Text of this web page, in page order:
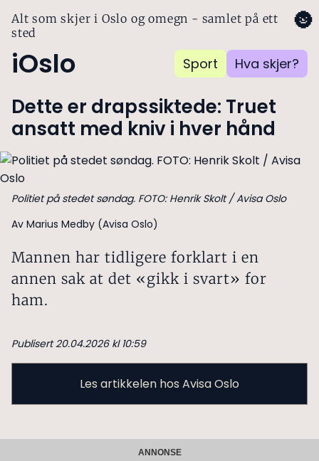
Alt som skjer i Oslo og omegn - samlet på ett
sted
iOslo Sport Hva skjer?
🌚
Dette er drapssiktede: Truet
ansatt med kniv i hver hånd
Politiet på stedet søndag. FOTO: Henrik Skolt / Avisa Oslo
Av Marius Medby (Avisa Oslo)
Mannen har tidligere forklart i en
annen sak at det «gikk i svart» for
ham.
Publisert 20.04.2026 kl 10:59
Les artikkelen hos Avisa Oslo
ANNONSE